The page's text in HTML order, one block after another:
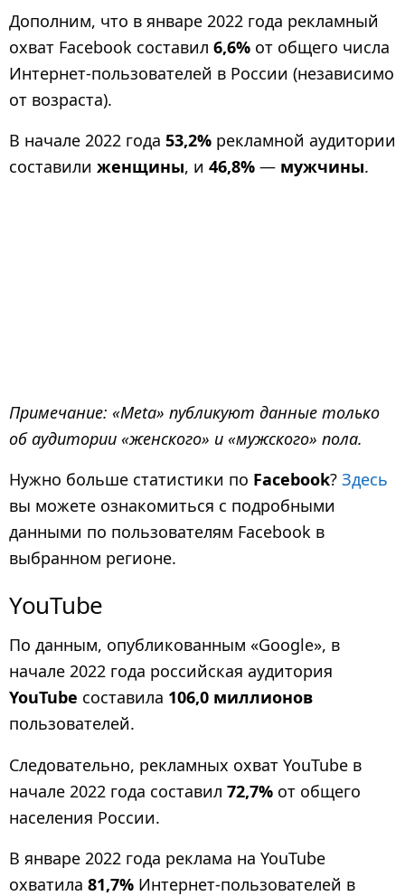
Дополним, что в январе 2022 года рекламный
охват Facebook составил 6,6% от общего числа
Интернет-пользователей в России (независимо
от возраста).
В начале 2022 года 53,2% рекламной аудитории
составили женщины, и 46,8% — мужчины.
Примечание: «Meta» публикуют данные только
об аудитории «женского» и «мужского» пола.
Нужно больше статистики по Facebook? Здесь
вы можете ознакомиться с подробными
данными по пользователям Facebook в
выбранном регионе.
YouTube
По данным, опубликованным «Google», в
начале 2022 года российская аудитория
YouTube составила 106,0 миллионов
пользователей.
Следовательно, рекламных охват YouTube в
начале 2022 года составил 72,7% от общего
населения России.
В январе 2022 года реклама на YouTube
охватила 81,7% Интернет-пользователей в